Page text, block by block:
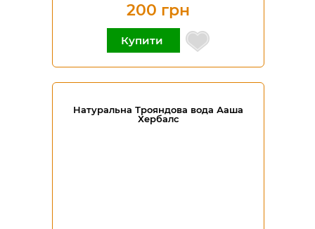
200 грн
Купити
Натуральна Трояндова вода Ааша
Хербалс